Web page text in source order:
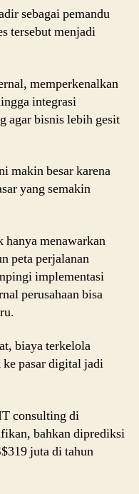
sebagai pemandu
tersebut menjadi
memperkenalkan
integrasi
agar bisnis lebih gesit
makin besar karena
yang semakin
hanya menawarkan
peta perjalanan
implementasi
perusahaan bisa
biaya terkelola
ke pasar digital jadi
consulting di
bahkan diprediksi
juta di tahun